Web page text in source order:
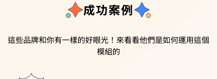
成功案例
這些品牌和你有一樣的好眼光！來看看他們是如何運用這個
模組的